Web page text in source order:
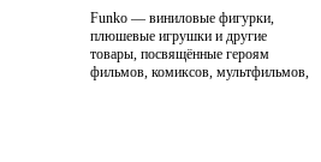
Funko — виниловые фигурки,
плюшевые игрушки и другие
товары, посвящённые героям
фильмов, комиксов, мультфильмов,